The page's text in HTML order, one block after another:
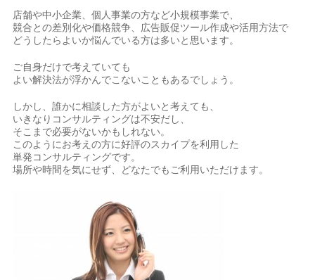
店舗や中小企業、個人事業の方など小規模事業で、
競合との差別化や価格競争、広告販促ツール作成や活用方法で
どうしたらよいか悩んでいる方は多いと思います。
ご自身だけで考えていても
よい解決法が浮かんでこないこともあるでしょう。
しかし、誰かに相談した方がよいと考えても、
いきなりコンサルティングは不安だし、
そこまで必要がないかもしれない。
このようにお考えの方に好評のスカイプを利用した
単発コンサルティングです。
場所や時間を気にせず、どなたでもご利用いただけます。